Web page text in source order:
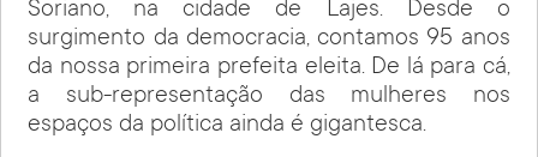
Soriano, na cidade de Lajes. Desde o
surgimento da democracia, contamos 95 anos
da nossa primeira prefeita eleita. De lá para cá,
a sub-representação das mulheres nos
espaços da política ainda é gigantesca.